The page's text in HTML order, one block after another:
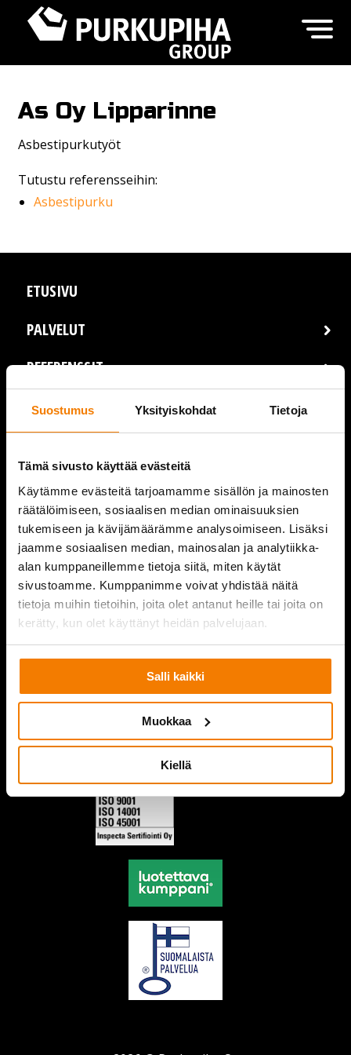
Suostumus Yksityiskohdat Tietoja
Tämä sivusto käyttää evästeitä
Käytämme evästeitä tarjoamamme sisällön ja mainosten
räätälöimiseen, sosiaalisen median ominaisuuksien
tukemiseen ja kävijämäärämme analysoimiseen. Lisäksi
jaamme sosiaalisen median, mainosalan ja analytiikka-
alan kumppaneillemme tietoja siitä, miten käytät
sivustoamme. Kumppanimme voivat yhdistää näitä
tietoja muihin tietoihin, joita olet antanut heille tai joita on
kerätty, kun olet käyttänyt heidän palvelujaan.
Salli kaikki
Muokkaa
Kiellä
As Oy Lipparinne
Asbestipurkutyöt
Tutustu referensseihin:
Asbestipurku
ETUSIVU
PALVELUT
REFERENSSIT
AJANKOHTAISTA
YRITYS
YHTEYSTIEDOT
PURKUPIHA